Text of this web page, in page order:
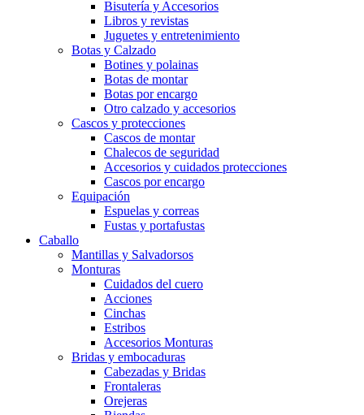
Bisutería y Accesorios
Libros y revistas
Juguetes y entretenimiento
Botas y Calzado
Botines y polainas
Botas de montar
Botas por encargo
Otro calzado y accesorios
Cascos y protecciones
Cascos de montar
Chalecos de seguridad
Accesorios y cuidados protecciones
Cascos por encargo
Equipación
Espuelas y correas
Fustas y portafustas
Caballo
Mantillas y Salvadorsos
Monturas
Cuidados del cuero
Acciones
Cinchas
Estribos
Accesorios Monturas
Bridas y embocaduras
Cabezadas y Bridas
Frontaleras
Orejeras